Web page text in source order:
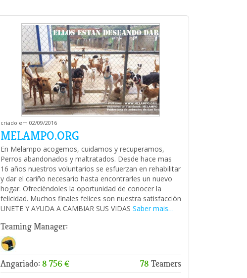
criado em 02/09/2016
MELAMPO.ORG
En Melampo acogemos, cuidamos y recuperamos,
Perros abandonados y maltratados. Desde hace mas
16 años nuestros voluntarios se esfuerzan en rehabilitar
y dar el cariño necesario hasta encontrarles un nuevo
hogar. Ofrecièndoles la oportunidad de conocer la
felicidad. Muchos finales felices son nuestra satisfacciòn
UNETE Y AYUDA A CAMBIAR SUS VIDAS Saber mais…
Teaming Manager:
Angariado: 8 756 € 78 Teamers